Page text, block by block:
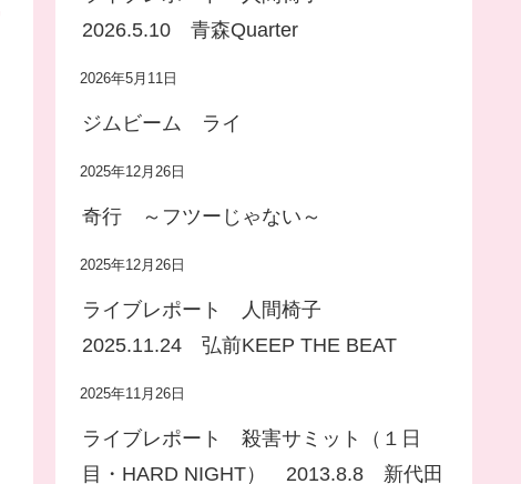
2026.5.10 青森Quarter
2026年5月11日
ジムビーム ライ
2025年12月26日
奇行 ～フツーじゃない～
2025年12月26日
ライブレポート 人間椅子
2025.11.24 弘前KEEP THE BEAT
2025年11月26日
ライブレポート 殺害サミット（１日
目・HARD NIGHT） 2013.8.8 新代田